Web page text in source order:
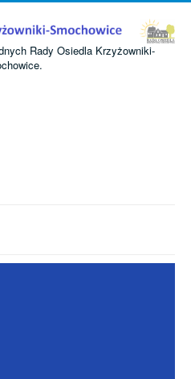
Rady Osiedla Krzyżowniki-